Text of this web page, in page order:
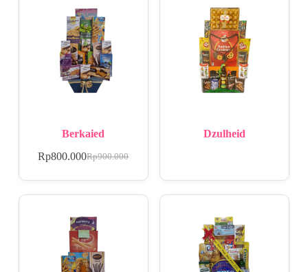
Berkaied
Rp900.000
Rp800.000
Dzulheid